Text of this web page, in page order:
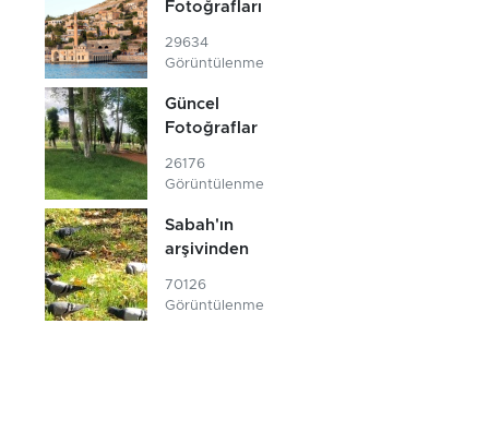
Fotoğrafları
29634
Görüntülenme
Güncel
Fotoğraflar
26176
Görüntülenme
Sabah'ın
arşivinden
70126
Görüntülenme